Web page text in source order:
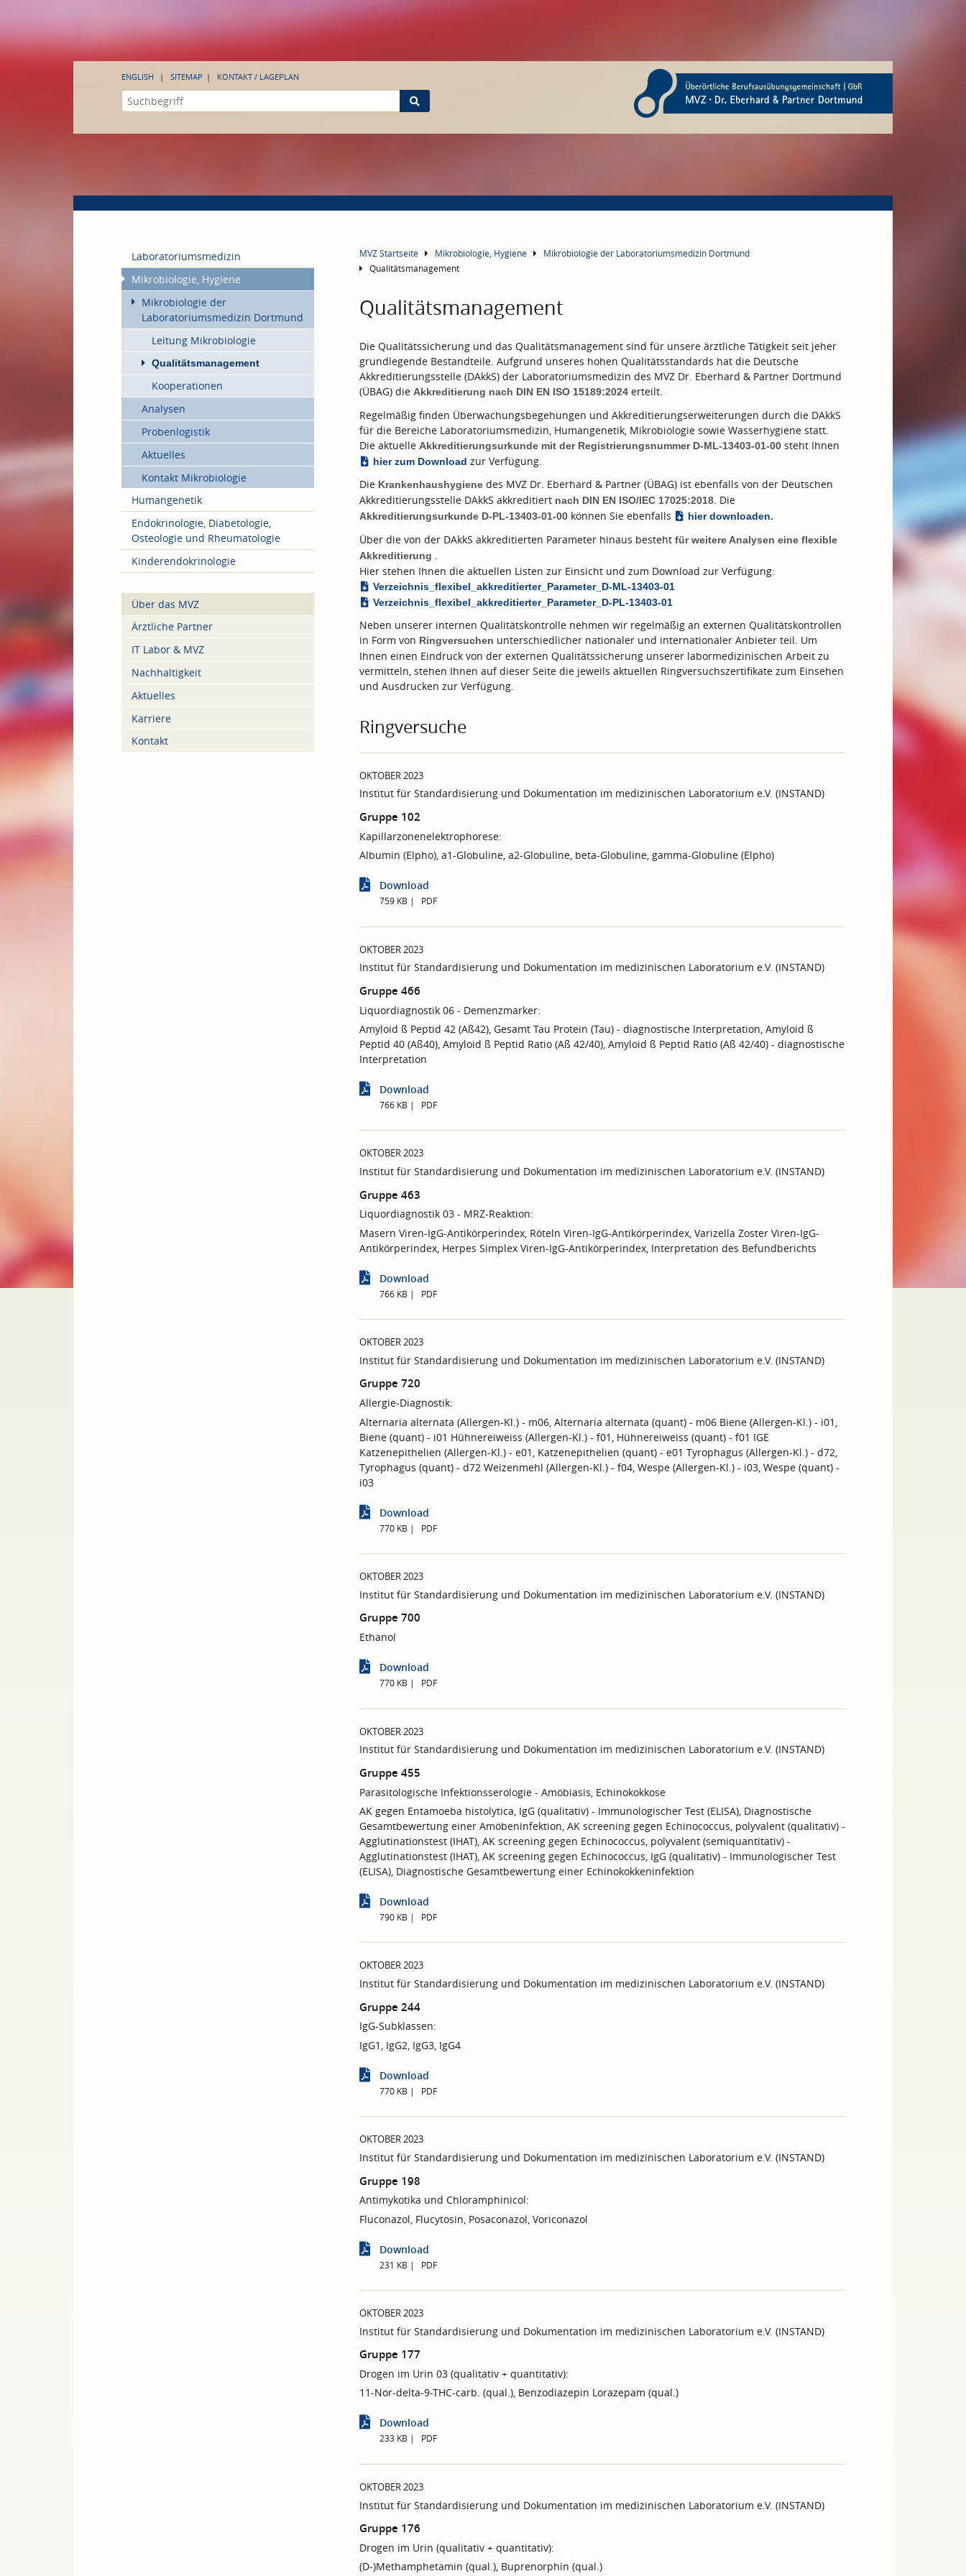
ENGLISH SITEMAP KONTAKT / LAGEPLAN
Laboratoriumsmedizin
Mikrobiologie, Hygiene
Mikrobiologie der
Laboratoriumsmedizin Dortmund
Leitung Mikrobiologie
Qualitätsmanagement
Kooperationen
Analysen
Probenlogistik
Aktuelles
Kontakt Mikrobiologie
Humangenetik
Endokrinologie, Diabetologie,
Osteologie und Rheumatologie
Kinderendokrinologie
Über das MVZ
Ärztliche Partner
IT Labor & MVZ
Nachhaltigkeit
Aktuelles
Karriere
Kontakt
MVZ Startseite Mikrobiologie, Hygiene
Mikrobiologie der Laboratoriumsmedizin Dortmund
Qualitätsmanagement
Qualitätsmanagement
Die Qualitätssicherung und das Qualitätsmanagement sind für unsere ärztliche Tätigkeit seit jeher
grundlegende Bestandteile. Aufgrund unseres hohen Qualitätsstandards hat die Deutsche
Akkreditierungsstelle (DAkkS) der Laboratoriumsmedizin des MVZ Dr. Eberhard & Partner Dortmund
(ÜBAG) die Akkreditierung nach DIN EN ISO 15189:2024erteilt.
Regelmäßig finden Überwachungsbegehungen und Akkreditierungserweiterungen durch die DAkkS
für die Bereiche Laboratoriumsmedizin, Humangenetik, Mikrobiologie sowie Wasserhygiene statt.
Die aktuelle Akkreditierungsurkunde mit der Registrierungsnummer D-ML-13403-01-00steht Ihnen
hier zum Download zur Verfügung.
Die Krankenhaushygienedes MVZ Dr. Eberhard & Partner (ÜBAG) ist ebenfalls von der Deutschen
Akkreditierungsstelle DAkkS akkreditiert nach DIN EN ISO/IEC 17025:2018. Die
Akkreditierungsurkunde D-PL-13403-01-00können Sie ebenfalls hier downloaden.
Über die von der DAkkS akkreditierten Parameter hinaus besteht für weitere Analysen eine flexible
Akkreditierung
Hier stehen Ihnen die aktuellen Listen zur Einsicht und zum Download zur Verfügung:
Verzeichnis_flexibel_akkreditierter_Parameter_D-ML-13403-01
Verzeichnis_flexibel_akkreditierter_Parameter_D-PL-13403-01
Neben unserer internen Qualitätskontrolle nehmen wir regelmäßig an externen Qualitätskontrollen
in Form von Ringversuchen unterschiedlicher nationaler und internationaler Anbieter teil. Um
Ihnen einen Eindruck von der externen Qualitätssicherung unserer labormedizinischen Arbeit zu
vermitteln, stehen Ihnen auf dieser Seite die jeweils aktuellen Ringversuchszertifikate zum Einsehen
und Ausdrucken zur Verfügung.
Ringversuche
OKTOBER 2023
Institut für Standardisierung und Dokumentation im medizinischen Laboratorium e.V. (INSTAND)
Gruppe 102
Kapillarzonenelektrophorese:
Albumin (Elpho), a1-Globuline, a2-Globuline, beta-Globuline, gamma-Globuline (Elpho)
Download
759 KB PDF
OKTOBER 2023
Institut für Standardisierung und Dokumentation im medizinischen Laboratorium e.V. (INSTAND)
Gruppe 466
Liquordiagnostik 06 - Demenzmarker:
Amyloid ß Peptid 42 (Aß42), Gesamt Tau Protein (Tau) - diagnostische Interpretation, Amyloid ß
Peptid 40 (Aß40), Amyloid ß Peptid Ratio (Aß 42/40), Amyloid ß Peptid Ratio (Aß 42/40) - diagnostische
Interpretation
Download
766 KB PDF
OKTOBER 2023
Institut für Standardisierung und Dokumentation im medizinischen Laboratorium e.V. (INSTAND)
Gruppe 463
Liquordiagnostik 03 - MRZ-Reaktion:
Masern Viren-IgG-Antikörperindex, Röteln Viren-IgG-Antikörperindex, Varizella Zoster Viren-IgG-
Antikörperindex, Herpes Simplex Viren-IgG-Antikörperindex, Interpretation des Befundberichts
Download
766 KB PDF
OKTOBER 2023
Institut für Standardisierung und Dokumentation im medizinischen Laboratorium e.V. (INSTAND)
Gruppe 720
Allergie-Diagnostik:
Alternaria alternata (Allergen-Kl.) - m06, Alternaria alternata (quant) - m06 Biene (Allergen-Kl.) - i01,
Biene (quant) - i01 Hühnereiweiss (Allergen-Kl.) - f01, Hühnereiweiss (quant) - f01 IGE
Katzenepithelien (Allergen-Kl.) - e01, Katzenepithelien (quant) - e01 Tyrophagus (Allergen-Kl.) - d72,
Tyrophagus (quant) - d72 Weizenmehl (Allergen-Kl.) - f04, Wespe (Allergen-Kl.) - i03, Wespe (quant) -
i03
Download
770 KB PDF
OKTOBER 2023
Institut für Standardisierung und Dokumentation im medizinischen Laboratorium e.V. (INSTAND)
Gruppe 700
Ethanol
Download
770 KB PDF
OKTOBER 2023
Institut für Standardisierung und Dokumentation im medizinischen Laboratorium e.V. (INSTAND)
Gruppe 455
Parasitologische Infektionsserologie - Amöbiasis, Echinokokkose
AK gegen Entamoeba histolytica, IgG (qualitativ) - Immunologischer Test (ELISA), Diagnostische
Gesamtbewertung einer Amöbeninfektion, AK screening gegen Echinococcus, polyvalent (qualitativ) -
Agglutinationstest (IHAT), AK screening gegen Echinococcus, polyvalent (semiquantitativ) -
Agglutinationstest (IHAT), AK screening gegen Echinococcus, IgG (qualitativ) - Immunologischer Test
(ELISA), Diagnostische Gesamtbewertung einer Echinokokkeninfektion
Download
790 KB PDF
OKTOBER 2023
Institut für Standardisierung und Dokumentation im medizinischen Laboratorium e.V. (INSTAND)
Gruppe 244
IgG-Subklassen:
IgG1, IgG2, IgG3, IgG4
Download
770 KB PDF
OKTOBER 2023
Institut für Standardisierung und Dokumentation im medizinischen Laboratorium e.V. (INSTAND)
Gruppe 198
Antimykotika und Chloramphinicol:
Fluconazol, Flucytosin, Posaconazol, Voriconazol
Download
231 KB PDF
OKTOBER 2023
Institut für Standardisierung und Dokumentation im medizinischen Laboratorium e.V. (INSTAND)
Gruppe 177
Drogen im Urin 03 (qualitativ + quantitativ):
11-Nor-delta-9-THC-carb. (qual.), Benzodiazepin Lorazepam (qual.)
Download
233 KB PDF
OKTOBER 2023
Institut für Standardisierung und Dokumentation im medizinischen Laboratorium e.V. (INSTAND)
Gruppe 176
Drogen im Urin (qualitativ + quantitativ):
(D-)Methamphetamin (qual.), Buprenorphin (qual.)